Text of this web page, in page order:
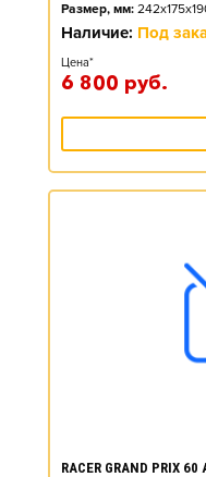
Размер, мм:
Наличие: Под
Цена*
6 800 руб.
RACER GRAND PRIX